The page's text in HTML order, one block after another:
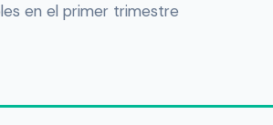
en el primer trimestre